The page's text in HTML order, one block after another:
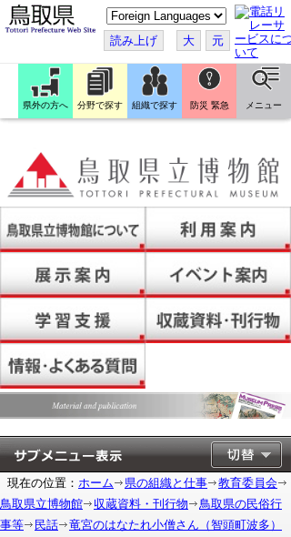
こ
の
ペ
ー
ジ
翻
訳
す
読み上げ 大 元
県外の方へ 分野で探す 組織で探す 防災 緊急 メニュー
現在の位置： ホーム 県の組織と仕事
教育委員会
鳥取県立博物館
収蔵資料・刊行物
鳥取県の民俗行
事等
民話
竜宮のはなたれ小僧さん（智頭町波多）